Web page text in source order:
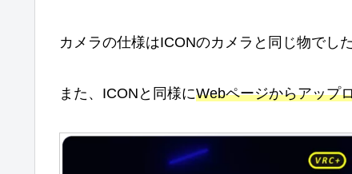
カメラの仕様はICONのカメラと同じ物でした
また、ICONと同様にWebページからアップ